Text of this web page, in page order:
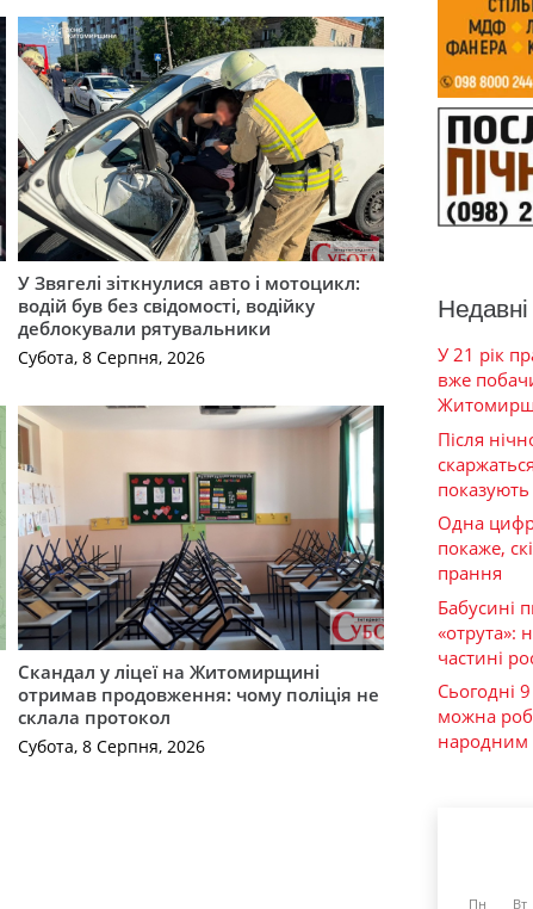
У Звягелі зіткнулися авто і мотоцикл:
водій був без свідомості, водійку
деблокували рятувальники
Субота, 8 Серпня, 2026
Скандал у ліцеї на Житомирщині
отримав продовження: чому поліція не
склала протокол
Субота, 8 Серпня, 2026
У 21 рік
вже
Після
Одна
покаже,
прання
Бабусині
«отрута»:
частині
Сьогодні
можна
народним
Пн Вт